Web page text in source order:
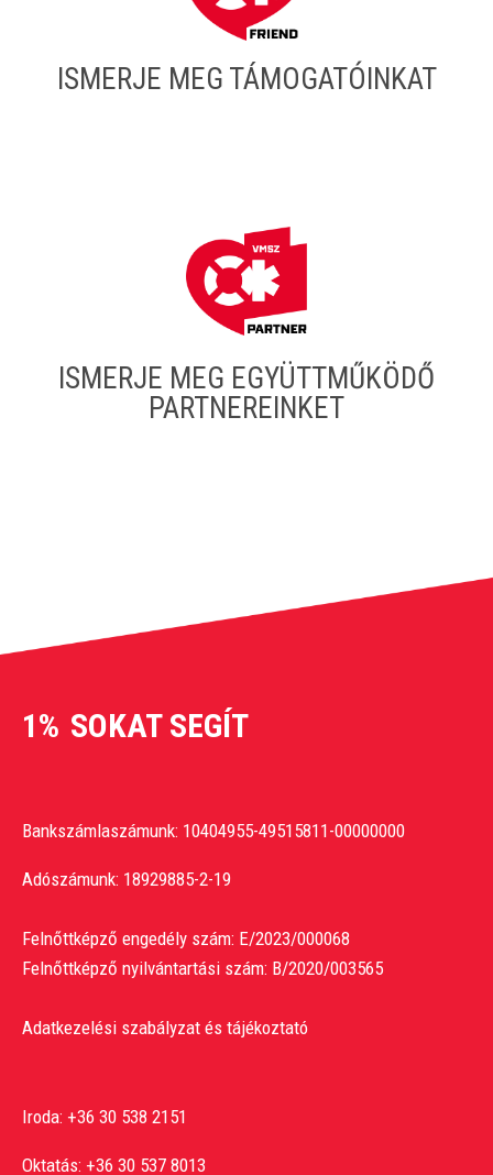
ISMERJE MEG TÁMOGATÓINKAT
ISMERJE MEG EGYÜTTMŰKÖDŐ
PARTNEREINKET
1% SOKAT SEGÍT
Bankszámlaszámunk: 10404955-49515811-00000000
Adószámunk: 18929885-2-19
Felnőttképző engedély szám: E/2023/000068
Felnőttképző nyilvántartási szám: B/2020/003565
Adatkezelési szabályzat és tájékoztató
Iroda: +36 30 538 2151
Oktatás: +36 30 537 8013